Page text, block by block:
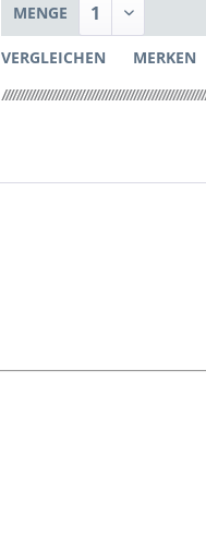
MENGE
VERGLEICHEN MERKEN